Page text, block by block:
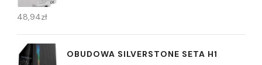
48,94zł
OBUDOWA SILVERSTONE SETA H1